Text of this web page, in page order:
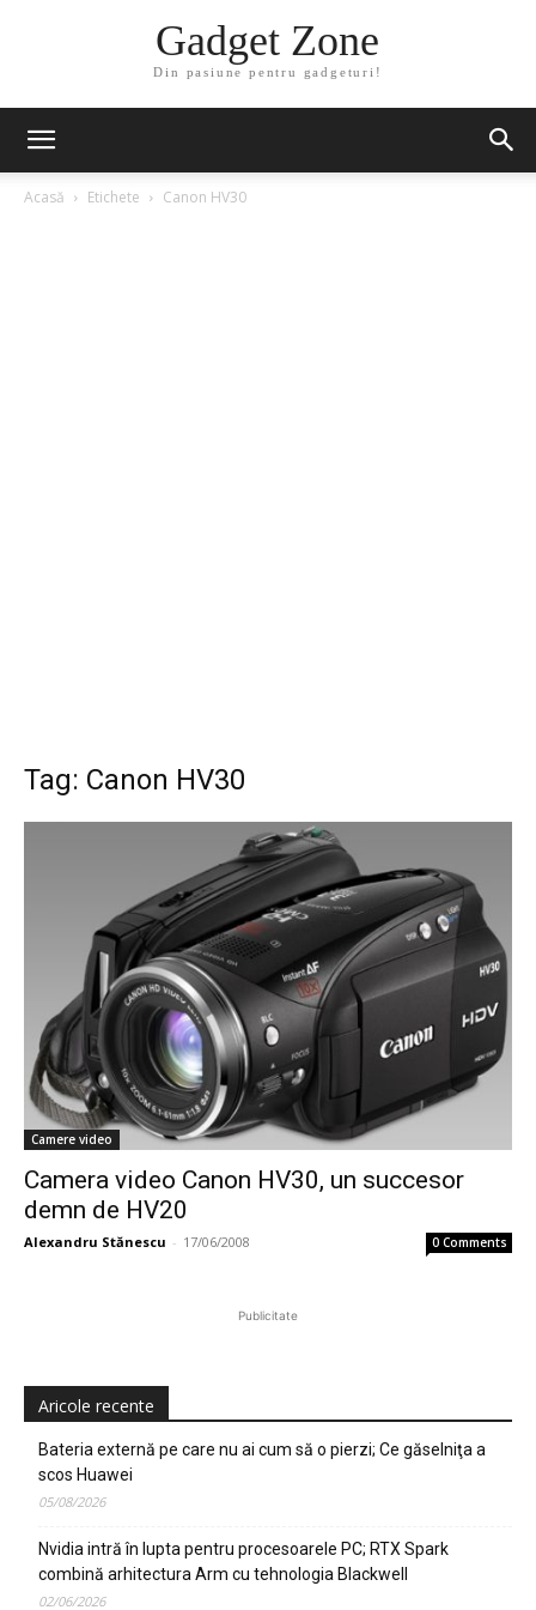
Gadget Zone
Din pasiune pentru gadgeturi!
Acasă Etichete Canon HV30
Tag: Canon HV30
Camere video
Camera video Canon HV30, un succesor
demn de HV20
Alexandru Stănescu - 17/06/2008 0 Comments
Publicitate
Aricole recente
Bateria externă pe care nu ai cum să o pierzi; Ce găselniţa a
scos Huawei
05/08/2026
Nvidia intră în lupta pentru procesoarele PC; RTX Spark
combină arhitectura Arm cu tehnologia Blackwell
02/06/2026